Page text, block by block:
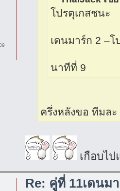
โปรตุเกสชนะ
เดนมาร์ก 2 –โ
นาทีที่ 9
ครึ่งหลังขอ ทีมล
เกือบไ
Re: คู่ที่ 11เดนม